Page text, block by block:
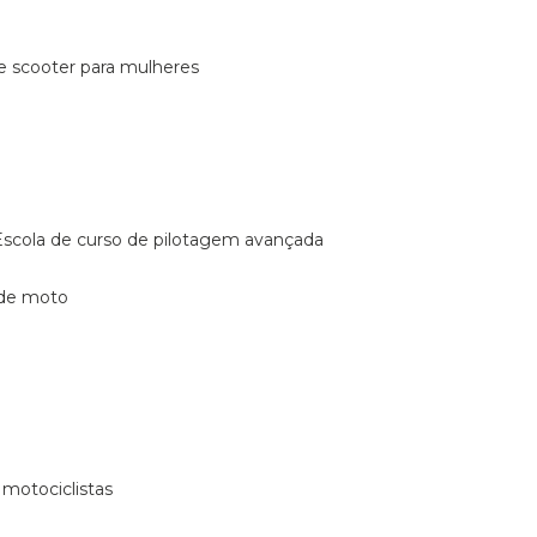
scooter para mulheres
escola de curso de pilotagem avançada
moto
motociclistas